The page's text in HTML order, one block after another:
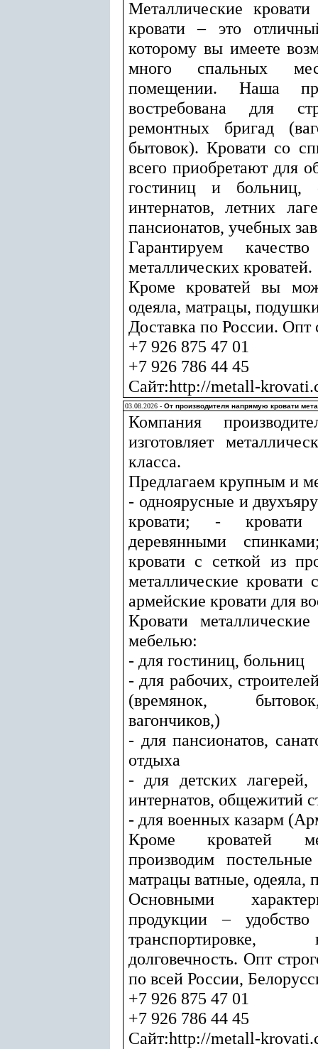
Металлические
кровати – это
которому вы имеете
много спальных
помещении. Наша
востребована для
ремонтных бригад
бытовок). Кровати со
всего приобретают для
гостиниц и больниц,
интернатов, летних
пансионатов, учебных
Гарантируем
металлических кроватей.
Кроме кроватей вы
одеяла, матрацы,
Доставка по России. Опт
+7 926 875 47 01
+7 926 786 44 45
Сайт:http://metall-
03.08.2026 - От производителя напрямую кровати
Компания
изготовляет
класса.
Предлагаем крупным и
- одноярусные и
кровати; - кровати
деревянными
кровати с сеткой из
металлические кровати
армейские кровати для
Кровати
мебелью:
- для гостиниц, больниц
- для рабочих,
(времянок,
вагончиков,)
- для пансионатов,
отдыха
- для детских лагерей,
интернатов, общежитий
- для военных казарм
Кроме кроватей
производим
матрацы ватные, одеяла,
Основными
продукции –
долговечность. Опт
по всей России,
+7 926 875 47 01
+7 926 786 44 45
Сайт:http://metall-